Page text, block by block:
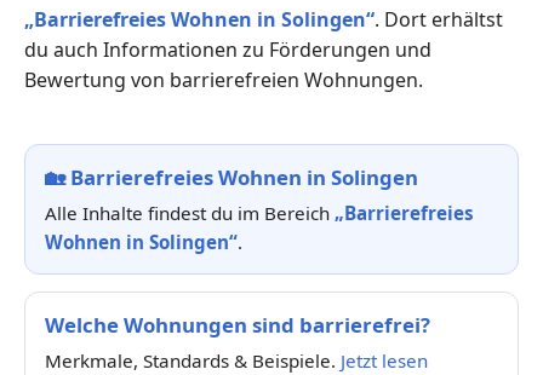
„Barrierefreies Wohnen in Solingen“. Dort erhältst
du auch Informationen zu Förderungen und
Bewertung von barrierefreien Wohnungen.
🏡Barrierefreies Wohnen in Solingen
Alle Inhalte findest du im Bereich „Barrierefreies
Wohnen in Solingen“.
Welche Wohnungen sind barrierefrei?
Merkmale, Standards & Beispiele. Jetzt lesen